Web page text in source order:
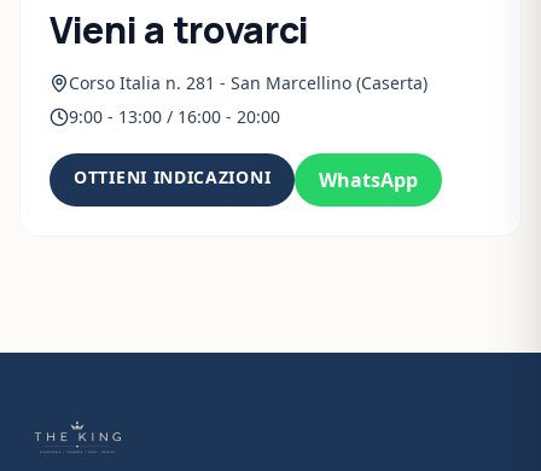
Vieni a trovarci
Corso Italia n. 281 - San Marcellino (Caserta)
9:00 - 13:00 / 16:00 - 20:00
OTTIENI INDICAZIONI WhatsApp